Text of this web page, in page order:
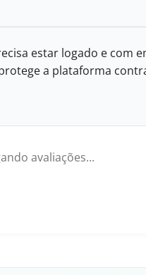
estar logado e com
a plataforma
avaliações...